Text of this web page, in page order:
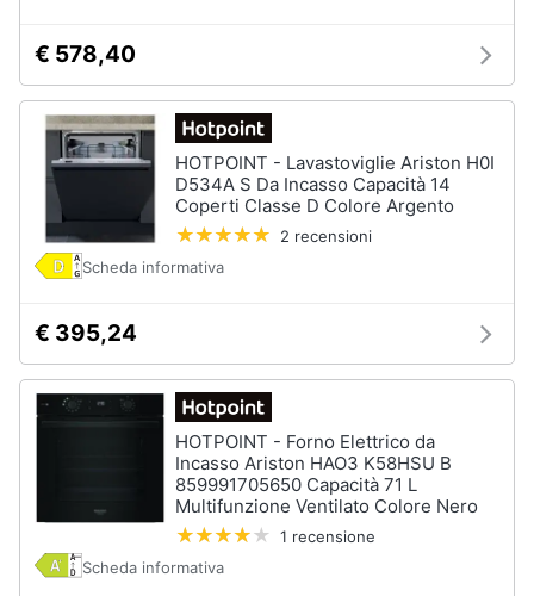
€ 578,40
HOTPOINT - Lavastoviglie Ariston H0I
D534A S Da Incasso Capacità 14
Coperti Classe D Colore Argento
2 recensioni
Scheda informativa
€ 395,24
HOTPOINT - Forno Elettrico da
Incasso Ariston HAO3 K58HSU B
859991705650 Capacità 71 L
Multifunzione Ventilato Colore Nero
1 recensione
Scheda informativa